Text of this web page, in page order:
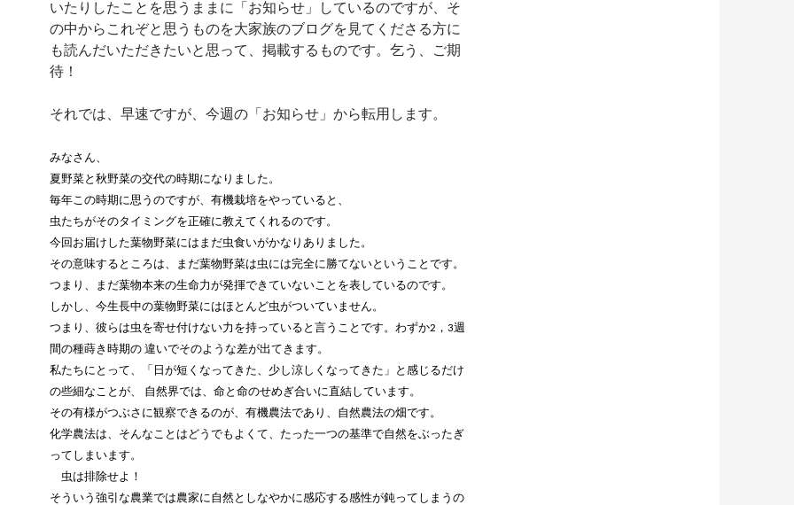
いたりしたことを思うままに「お知らせ」しているのですが、そ
の中からこれぞと思うものを大家族のブログを見てくださる方に
も読んだいただきたいと思って、掲載するものです。乞う、ご期
待！
それでは、早速ですが、今週の「お知らせ」から転用します。
みなさん、
夏野菜と秋野菜の交代の時期になりました。
毎年この時期に思うのですが、有機栽培をやっていると、
虫たちがそのタイミングを正確に教えてくれるのです。
今回お届けした葉物野菜にはまだ虫食いがかなりありました。
その意味するところは、まだ葉物野菜は虫には完全に勝てないということです。
つまり、まだ葉物本来の生命力が発揮できていないことを表しているのです。
しかし、今生長中の葉物野菜にはほとんど虫がついていません。
つまり、彼らは虫を寄せ付けない力を持っていると言うことです。わずか2，3週
間の種蒔き時期の 違いでそのような差が出てきます。
私たちにとって、「日が短くなってきた、少し涼しくなってきた」と感じるだけ
の些細なことが、
自然界では、命と命のせめぎ合いに直結しています。
その有様がつぶさに観察できるのが、有機農法であり、自然農法の畑です。
化学農法は、そんなことはどうでもよくて、たった一つの基準で自然をぶったぎ
ってしまいます。
虫は排除せよ！
そういう強引な農業では農家に自然としなやかに感応する感性が鈍ってしまうの